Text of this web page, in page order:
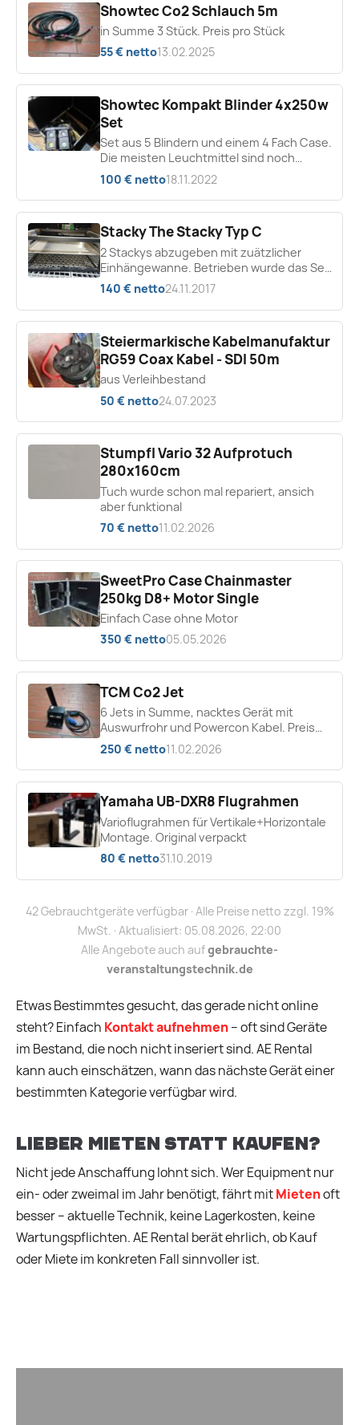
Showtec Co2 Schlauch 5m
in Summe 3 Stück. Preis pro Stück
55 € netto13.02.2025
Showtec Kompakt Blinder 4x250w
Set
Set aus 5 Blindern und einem 4 Fach Case.
Die meisten Leuchtmittel sind noch
funktional, Torblenden sind dabei
100 € netto18.11.2022
Stacky The Stacky Typ C
2 Stackys abzugeben mit zuätzlicher
Einhängewanne. Betrieben wurde das Set
mit 2 Stück Sanyo PLC-XU 106 um die
Bilder...
140 € netto24.11.2017
Steiermarkische Kabelmanufaktur
RG59 Coax Kabel - SDI 50m
aus Verleihbestand
50 € netto24.07.2023
Stumpfl Vario 32 Aufprotuch
280x160cm
Tuch wurde schon mal repariert, ansich
aber funktional
70 € netto11.02.2026
SweetPro Case Chainmaster
250kg D8+ Motor Single
Einfach Case ohne Motor
350 € netto05.05.2026
TCM Co2 Jet
6 Jets in Summe, nacktes Gerät mit
Auswurfrohr und Powercon Kabel. Preis
pro Gerät. Funktioniert identisch zu Magic
FX
250 € netto11.02.2026
Yamaha UB-DXR8 Flugrahmen
Varioflugrahmen für Vertikale+Horizontale
Montage. Original verpackt
80 € netto31.10.2019
42 Gebrauchtgeräte verfügbar · Alle Preise netto zzgl. 19%
MwSt. · Aktualisiert: 05.08.2026, 22:00
Alle Angebote auch aufgebrauchte-
veranstaltungstechnik.de
Etwas Bestimmtes gesucht, das gerade nicht online
steht? Einfach Kontakt aufnehmen– oft sind Geräte
im Bestand, die noch nicht inseriert sind. AE Rental
kann auch einschätzen, wann das nächste Gerät einer
bestimmten Kategorie verfügbar wird.
Lieber mieten statt kaufen?
Nicht jede Anschaffung lohnt sich. Wer Equipment nur
ein- oder zweimal im Jahr benötigt, fährt mitMietenoft
besser – aktuelle Technik, keine Lagerkosten, keine
Wartungspflichten. AE Rental berät ehrlich, ob Kauf
oder Miete im konkreten Fall sinnvoller ist.